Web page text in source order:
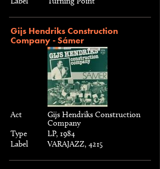
Gijs Hendriks Construction
Company - Sámer
Act
Gijs Hendriks Construction
Company
Type
LP, 1984
Label
VARAJAZZ, 4215